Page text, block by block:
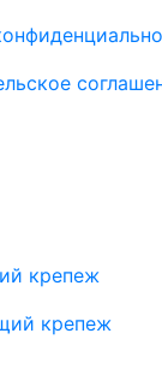
крепеж
крепеж